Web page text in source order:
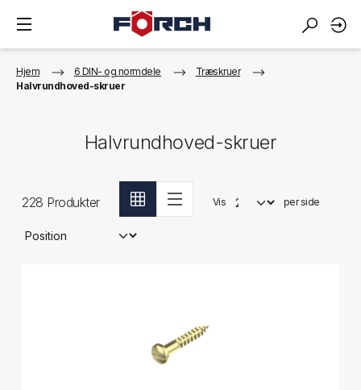
Hjem 6 DIN- og normdele
Træskruer
Halvrundhoved-skruer
Halvrundhoved-skruer
228 Produkter Vis per side